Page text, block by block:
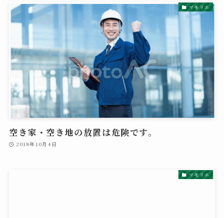
マモリエ
空き家・空き地の放置は危険です。
2018年10月4日
マモリエ